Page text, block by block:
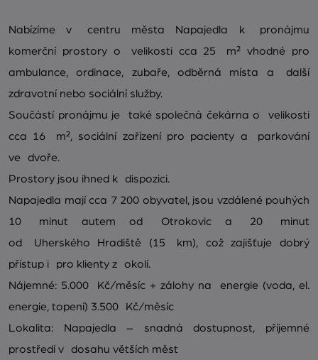
Nabízíme v centru města Napajedla k pronájmu
komerční prostory o velikosti cca 25 m² vhodné pro
ambulance, ordinace, zubaře, odběrná místa a další
zdravotní nebo sociální služby.
Součástí pronájmu je také společná čekárna o velikosti
cca 16 m², sociální zařízení pro pacienty a parkování
ve dvoře.
Prostory jsou ihned k dispozici.
Napajedla mají cca 7 200 obyvatel, jsou vzdálené pouhých
10 minut autem od Otrokovic a 20 minut
od Uherského Hradiště (15 km), což zajišťuje dobrý
přístup i pro klienty z okolí.
Nájemné: 5.000 Kč/měsíc + zálohy na energie (voda, el.
energie, topení) 3.500 Kč/měsíc
Lokalita: Napajedla – snadná dostupnost, příjemné
prostředí v dosahu větších měst